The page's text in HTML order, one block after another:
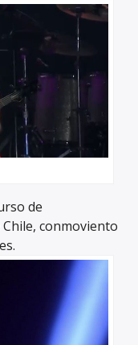
de
conmoviento